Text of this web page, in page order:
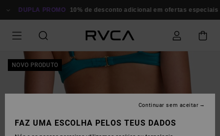
PARA DUPLA PROMO 10% de desconto adicional em ofertas especiais
NOVO PRODUTO
FAZ UMA ESCOLHA PELOS TEUS DADOS
Continuar sem aceitar